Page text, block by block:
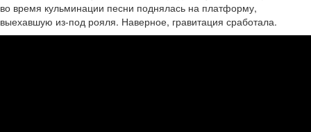
во время кульминации песни поднялась на платформу,
выехавшую из-под рояля. Наверное, гравитация сработала.